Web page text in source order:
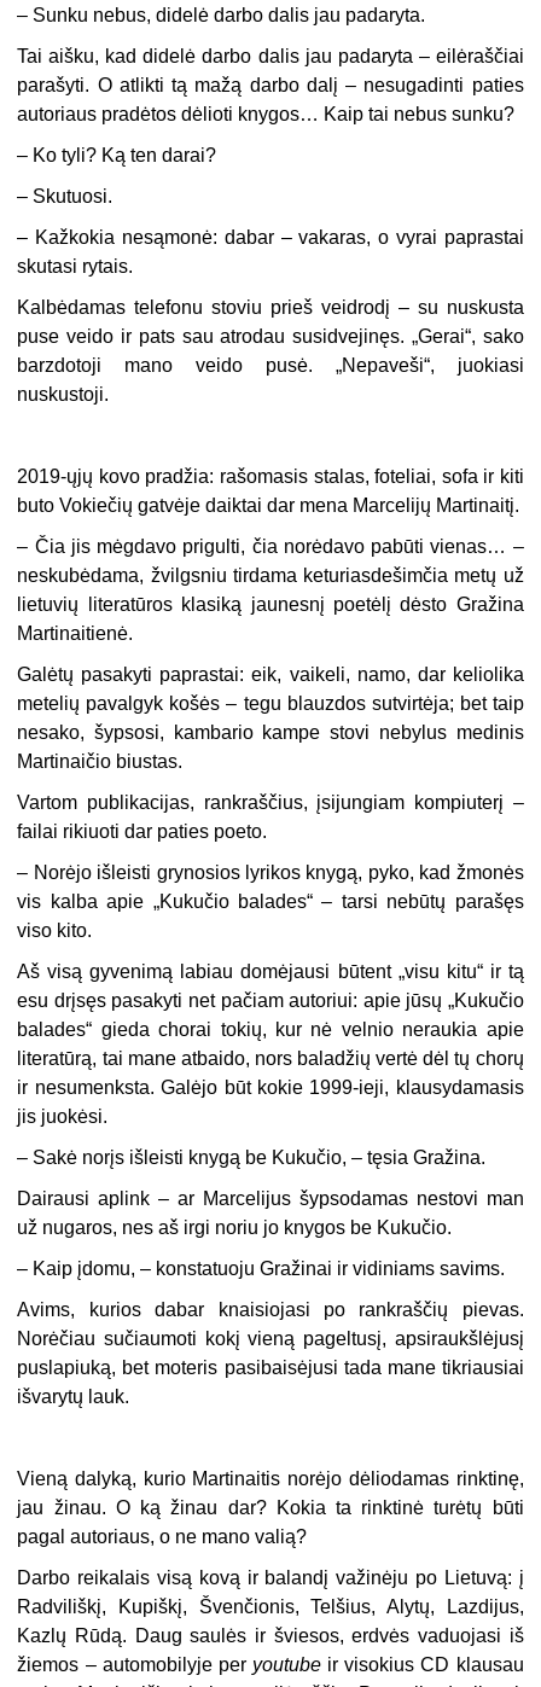
– Sunku nebus, didelė darbo dalis jau padaryta.
Tai aišku, kad didelė darbo dalis jau padaryta – eilėraščiai
parašyti. O atlikti tą mažą darbo dalį – nesugadinti paties
autoriaus pradėtos dėlioti knygos… Kaip tai nebus sunku?
– Ko tyli? Ką ten darai?
– Skutuosi.
– Kažkokia nesąmonė: dabar – vakaras, o vyrai paprastai
skutasi rytais.
Kalbėdamas telefonu stoviu prieš veidrodį – su nuskusta
puse veido ir pats sau atrodau susidvejinęs. „Gerai“, sako
barzdotoji mano veido pusė. „Nepaveši“, juokiasi
nuskustoji.
2019-ųjų kovo pradžia: rašomasis stalas, foteliai, sofa ir kiti
buto Vokiečių gatvėje daiktai dar mena Marcelijų Martinaitį.
– Čia jis mėgdavo prigulti, čia norėdavo pabūti vienas… –
neskubėdama, žvilgsniu tirdama keturiasdešimčia metų už
lietuvių literatūros klasiką jaunesnį poetėlį dėsto Gražina
Martinaitienė.
Galėtų pasakyti paprastai: eik, vaikeli, namo, dar keliolika
metelių pavalgyk košės – tegu blauzdos sutvirtėja; bet taip
nesako, šypsosi, kambario kampe stovi nebylus medinis
Martinaičio biustas.
Vartom publikacijas, rankraščius, įsijungiam kompiuterį –
failai rikiuoti dar paties poeto.
– Norėjo išleisti grynosios lyrikos knygą, pyko, kad žmonės
vis kalba apie „Kukučio balades“ – tarsi nebūtų parašęs
viso kito.
Aš visą gyvenimą labiau domėjausi būtent „visu kitu“ ir tą
esu drįsęs pasakyti net pačiam autoriui: apie jūsų „Kukučio
balades“ gieda chorai tokių, kur nė velnio neraukia apie
literatūrą, tai mane atbaido, nors baladžių vertė dėl tų chorų
ir nesumenksta. Galėjo būt kokie 1999-ieji, klausydamasis
jis juokėsi.
– Sakė norįs išleisti knygą be Kukučio, – tęsia Gražina.
Dairausi aplink – ar Marcelijus šypsodamas nestovi man
už nugaros, nes aš irgi noriu jo knygos be Kukučio.
– Kaip įdomu, – konstatuoju Gražinai ir vidiniams savims.
Avims, kurios dabar knaisiojasi po rankraščių pievas.
Norėčiau sučiaumoti kokį vieną pageltusį, apsiraukšlėjusį
puslapiuką, bet moteris pasibaisėjusi tada mane tikriausiai
išvarytų lauk.
Vieną dalyką, kurio Martinaitis norėjo dėliodamas rinktinę,
jau žinau. O ką žinau dar? Kokia ta rinktinė turėtų būti
pagal autoriaus, o ne mano valią?
Darbo reikalais visą kovą ir balandį važinėju po Lietuvą: į
Radviliškį, Kupiškį, Švenčionis, Telšius, Alytų, Lazdijus,
Kazlų Rūdą. Daug saulės ir šviesos, erdvės vaduojasi iš
žiemos – automobilyje per youtube ir visokius CD klausau